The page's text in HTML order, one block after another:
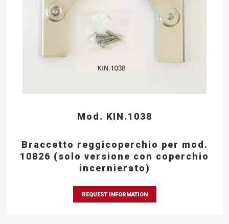
Mod. KIN.1038
Braccetto reggicoperchio per mod.
10826 (solo versione con coperchio
incernierato)
REQUEST INFORMATION